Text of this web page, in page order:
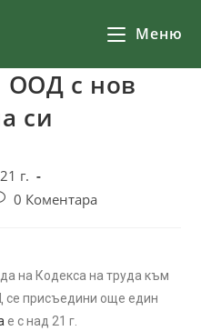
Меню
с нов
си
г.
0 Коментара
на Кодекса на труда към
присъедини още един
е с над 21 г.